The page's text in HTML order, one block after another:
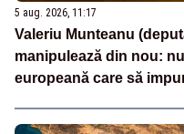
5 aug. 2026, 11:17
Valeriu Munteanu
manipulează din nou:
europeană care să